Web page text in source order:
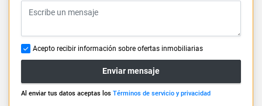
Acepto recibir información sobre ofertas inmobiliarias
Enviar mensaje
Al enviar tus datos aceptas los Términos de servicio y privacidad